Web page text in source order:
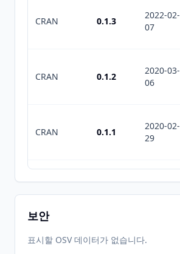
CRAN 0.1.3
2022-02-
07
CRAN 0.1.2
2020-03-
06
CRAN 0.1.1
2020-02-
29
보안
표시할 OSV 데이터가 없습니다.